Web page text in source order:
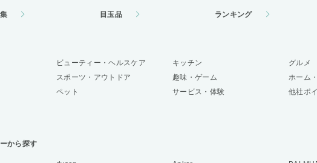
目玉品 ランキング
ビューティー・ヘルスケア キッチン グルメ
スポーツ・アウトドア 趣味・ゲーム ホーム
ペット サービス・体験 他社ポ
から探す